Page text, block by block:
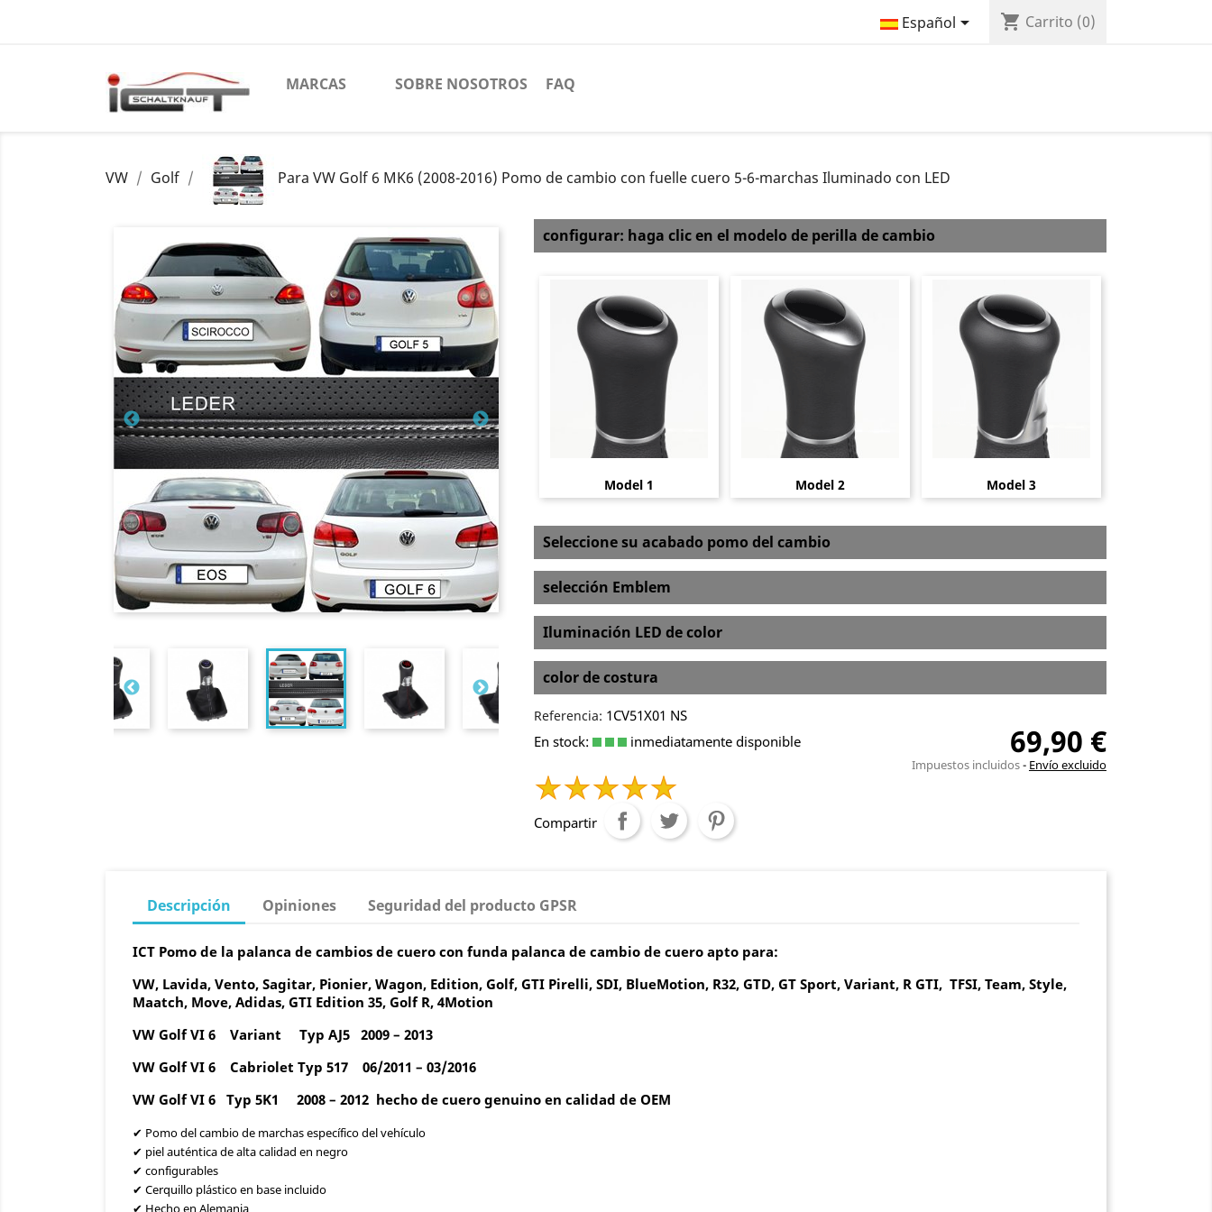
Español shopping_cart Carrito (0)
MARCAS SOBRE NOSOTROS FAQ
VW Golf Para VW Golf 6 MK6 (2008-2016) Pomo de cambio con fuelle cuero 5-6-marchas Iluminado con LED
configurar: haga clic en el modelo de perilla de cambio
Model 1 Model 2 Model 3
Seleccione su acabado pomo del cambio
selección Emblem
Iluminación LED de color
color de costura
Referencia: 1CV51X01 NS
En stock:
inmediatamente disponible 69,90 €
Impuestos incluidos Envío excluido
Compartir
Descripción Opiniones Seguridad del producto GPSR
ICT Pomo de la palanca de cambios de cuero con funda palanca de cambio de cuero apto para:
VW, Lavida, Vento, Sagitar, Pionier, Wagon, Edition, Golf, GTI Pirelli, SDI, BlueMotion, R32, GTD, GT Sport, Variant, R GTI, TFSI, Team, Style,
Maatch, Move, Adidas, GTI Edition 35, Golf R, 4Motion
VW Golf VI 6 Variant Typ AJ5 2009 – 2013
VW Golf VI 6 Cabriolet Typ 517 06/2011 – 03/2016
VW Golf VI 6 Typ 5K1 2008 – 2012 hecho de cuero genuino en calidad de OEM
✔ Pomo del cambio de marchas específico del vehículo
✔ piel auténtica de alta calidad en negro
✔ configurables
✔ Cerquillo plástico en base incluido
✔ Hecho en Alemania